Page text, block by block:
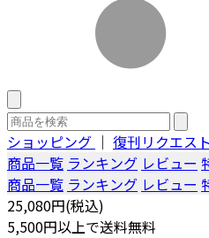
ショッピング ｜ 復刊リクエスト
商品一覧 ランキング レビュー
商品一覧 ランキング レビュー
25,080円(税込)
5,500円以上で送料無料